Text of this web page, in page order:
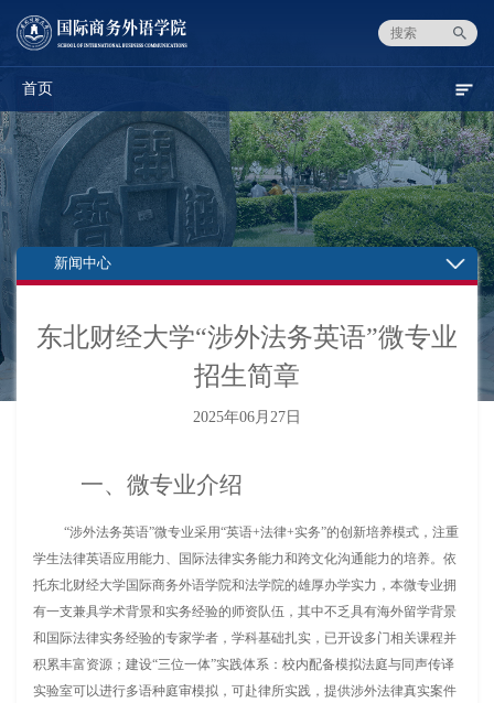
首页
新闻中心
东北财经大学“涉外法务英语”微专业
招生简章
2025年06月27日
一、微专业介绍
“涉外法务英语”微专业采用“英语+法律+实务”的创新培养模式，注重
学生法律英语应用能力、国际法律实务能力和跨文化沟通能力的培养。依
托东北财经大学国际商务外语学院和法学院的雄厚办学实力，本微专业拥
有一支兼具学术背景和实务经验的师资队伍，其中不乏具有海外留学背景
和国际法律实务经验的专家学者，学科基础扎实，已开设多门相关课程并
积累丰富资源；建设“三位一体”实践体系：校内配备模拟法庭与同声传译
实验室可以进行多语种庭审模拟，可赴律所实践，提供涉外法律真实案件